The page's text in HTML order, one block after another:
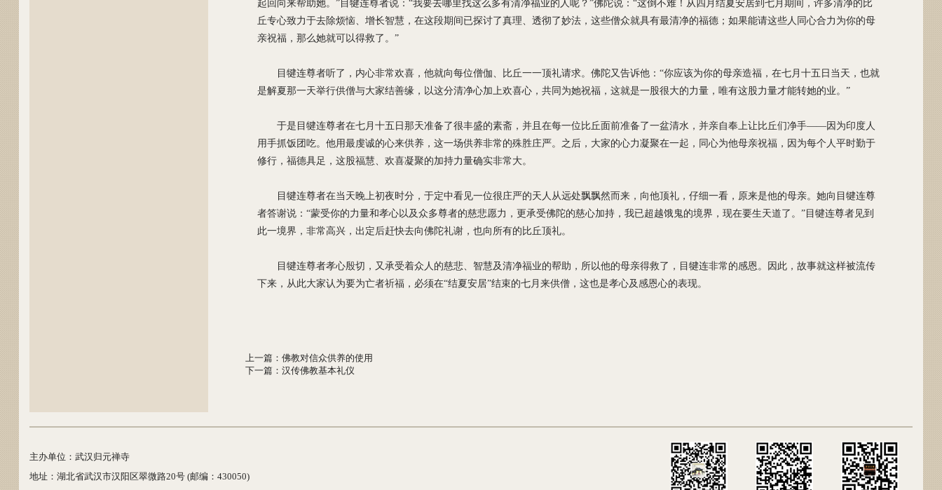
起回向来帮助她。”目犍连尊者说：“我要去哪里找这么多有清净福业的人呢？”佛陀说：“这倒不难！从四月结夏安居到七月期间，许多清净的比
丘专心致力于去除烦恼、增长智慧，在这段期间已探讨了真理、透彻了妙法，这些僧众就具有最清净的福德；如果能请这些人同心合力为你的母
亲祝福，那么她就可以得救了。”
目犍连尊者听了，内心非常欢喜，他就向每位僧伽、比丘一一顶礼请求。佛陀又告诉他：“你应该为你的母亲造福，在七月十五日当天，也就
是解夏那一天举行供僧与大家结善缘，以这分清净心加上欢喜心，共同为她祝福，这就是一股很大的力量，唯有这股力量才能转她的业。”
于是目犍连尊者在七月十五日那天准备了很丰盛的素斋，并且在每一位比丘面前准备了一盆清水，并亲自奉上让比丘们净手——因为印度人
用手抓饭团吃。他用最虔诚的心来供养，这一场供养非常的殊胜庄严。 之后，大家的心力凝聚在一起，同心为他母亲祝福，因为每个人平时勤于
修行，福德具足，这股福慧、欢喜凝聚的加持力量确实非常大。
目犍连尊者在当天晚上初夜时分，于定中看见一位很庄严的天人从远处飘飘然而来，向他顶礼，仔细一看，原来是他的母亲。她向目犍连尊
者答谢说：“蒙受你的力量和孝心以及众多尊者的慈悲愿力，更承受佛陀的慈心加持，我已超越饿鬼的境界，现在要生天道了。”目犍连尊者见到
此一境界，非常高兴，出定后赶快去向佛陀礼谢，也向所有的比丘顶礼。
目犍连尊者孝心殷切，又承受着众人的慈悲、智慧及清净福业的帮助，所以他的母亲得救了，目犍连非常的感恩。因此，故事就这样被流传
下来，从此大家认为要为亡者祈福，必须在“结夏安居”结束的七月来供僧，这也是孝心及感恩心的表现。
上一篇 ： 佛教对信众供养的使用
下一篇 ： 汉传佛教基本礼仪
主办单位：武汉归元禅寺
地址：湖北省武汉市汉阳区翠微路20号 (邮编：430050)